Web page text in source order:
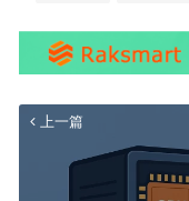
上一篇